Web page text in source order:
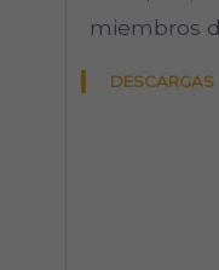
miembros
DESCARGAS